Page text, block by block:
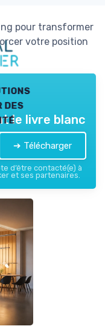
pour transformer
votre position
des
le livre blanc
➔ Télécharger
d’être contacté(e) à
et ses partenaires.